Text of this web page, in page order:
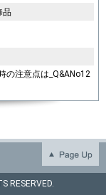
品
の注意点は_Q&ANo12
RESERVED.